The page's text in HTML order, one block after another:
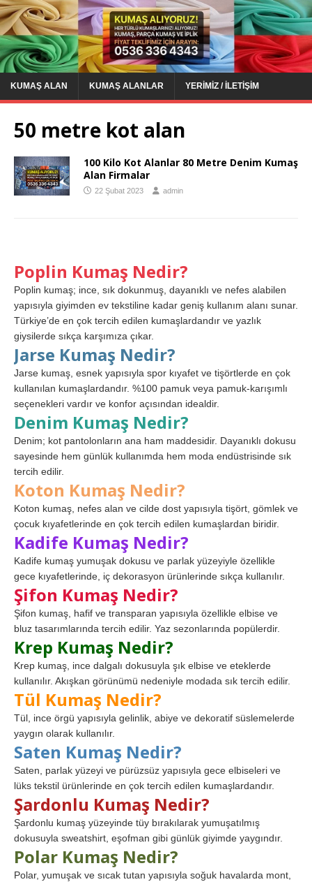
KUMAŞ ALAN KUMAŞ ALANLAR YERIMIZ / İLETIŞIM
50 metre kot alan
100 Kilo Kot Alanlar 80 Metre Denim Kumaş
Alan Firmalar
22 Şubat 2023 admin
Poplin Kumaş Nedir?
Poplin kumaş; ince, sık dokunmuş, dayanıklı ve nefes alabilen
yapısıyla giyimden ev tekstiline kadar geniş kullanım alanı sunar.
Türkiye’de en çok tercih edilen kumaşlardandır ve yazlık
giysilerde sıkça karşımıza çıkar.
Jarse Kumaş Nedir?
Jarse kumaş, esnek yapısıyla spor kıyafet ve tişörtlerde en çok
kullanılan kumaşlardandır. %100 pamuk veya pamuk-karışımlı
seçenekleri vardır ve konfor açısından idealdir.
Denim Kumaş Nedir?
Denim; kot pantolonların ana ham maddesidir. Dayanıklı dokusu
sayesinde hem günlük kullanımda hem moda endüstrisinde sık
tercih edilir.
Koton Kumaş Nedir?
Koton kumaş, nefes alan ve cilde dost yapısıyla tişört, gömlek ve
çocuk kıyafetlerinde en çok tercih edilen kumaşlardan biridir.
Kadife Kumaş Nedir?
Kadife kumaş yumuşak dokusu ve parlak yüzeyiyle özellikle
gece kıyafetlerinde, iç dekorasyon ürünlerinde sıkça kullanılır.
Şifon Kumaş Nedir?
Şifon kumaş, hafif ve transparan yapısıyla özellikle elbise ve
bluz tasarımlarında tercih edilir. Yaz sezonlarında popülerdir.
Krep Kumaş Nedir?
Krep kumaş, ince dalgalı dokusuyla şık elbise ve eteklerde
kullanılır. Akışkan görünümü nedeniyle modada sık tercih edilir.
Tül Kumaş Nedir?
Tül, ince örgü yapısıyla gelinlik, abiye ve dekoratif süslemelerde
yaygın olarak kullanılır.
Saten Kumaş Nedir?
Saten, parlak yüzeyi ve pürüzsüz yapısıyla gece elbiseleri ve
lüks tekstil ürünlerinde en çok tercih edilen kumaşlardandır.
Şardonlu Kumaş Nedir?
Şardonlu kumaş yüzeyinde tüy bırakılarak yumuşatılmış
dokusuyla sweatshirt, eşofman gibi günlük giyimde yaygındır.
Polar Kumaş Nedir?
Polar, yumuşak ve sıcak tutan yapısıyla soğuk havalarda mont,